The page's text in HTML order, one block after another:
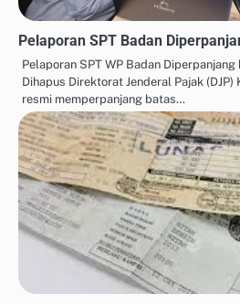
Pelaporan SPT Badan
Pelaporan SPT WP Badan
Dihapus Direktorat Jenderal Pajak (DJP)
resmi memperpanjang batas…